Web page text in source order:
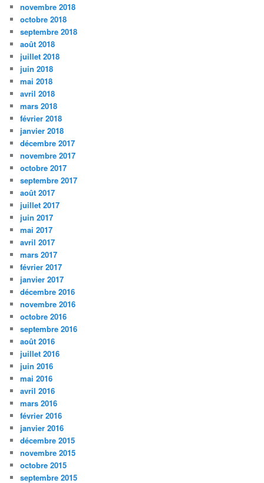
novembre 2018
octobre 2018
septembre 2018
août 2018
juillet 2018
juin 2018
mai 2018
avril 2018
mars 2018
février 2018
janvier 2018
décembre 2017
novembre 2017
octobre 2017
septembre 2017
août 2017
juillet 2017
juin 2017
mai 2017
avril 2017
mars 2017
février 2017
janvier 2017
décembre 2016
novembre 2016
octobre 2016
septembre 2016
août 2016
juillet 2016
juin 2016
mai 2016
avril 2016
mars 2016
février 2016
janvier 2016
décembre 2015
novembre 2015
octobre 2015
septembre 2015